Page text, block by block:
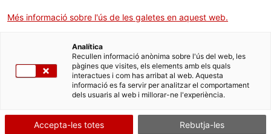
Publicacions, formació i recerca
Contacte
Idioma: ca
l’ABC de la calor
Entra i informa't. Obre en una nova
Més informació sobre l'ús de les galetes en aquest web.
Analítica
Recullen informació anònima sobre l'ús del web, les
pàgines que visites, els elements amb els quals
interactues i com has arribat al web. Aquesta
informació es fa servir per analitzar el comportament
dels usuaris al web i millorar-ne l'experiència.
Accepta-les totes Rebutja-les